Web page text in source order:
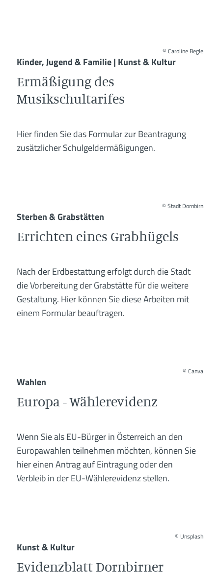
©Caroline Begle
Kinder, Jugend & Familie | Kunst & Kultur
Ermäßigung des
Musikschultarifes
Hier finden Sie das Formular zur Beantragung
zusätzlicher Schulgeldermäßigungen.
©Stadt Dornbirn
Sterben & Grabstätten
Errichten eines Grabhügels
Nach der Erdbestattung erfolgt durch die Stadt
die Vorbereitung der Grabstätte für die weitere
Gestaltung. Hier können Sie diese Arbeiten mit
einem Formular beauftragen.
©Canva
Wahlen
Europa - Wählerevidenz
Wenn Sie als EU-Bürger in Österreich an den
Europawahlen teilnehmen möchten, können Sie
hier einen Antrag auf Eintragung oder den
Verbleib in der EU-Wählerevidenz stellen.
© Unsplash
Kunst & Kultur
Evidenzblatt Dornbirner